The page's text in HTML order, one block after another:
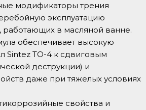
модификаторы трения
эксплуатацию
работающих в масляной ванне.
обеспечивает высокую
Sintez TO-4 к сдвиговым
деструкции) и
даже при тяжелых условиях
свойства и